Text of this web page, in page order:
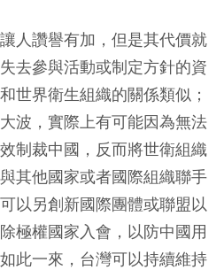
人讚譽有加，但是其代價就
去參與活動或制定方針的資
世界衛生組織的關係類似；
波，實際上有可能因為無法
制裁中國，反而將世衛組織
其他國家或者國際組織聯手
以另創新國際團體或聯盟以
極權國家入會，以防中國用
此一來，台灣可以持續維持